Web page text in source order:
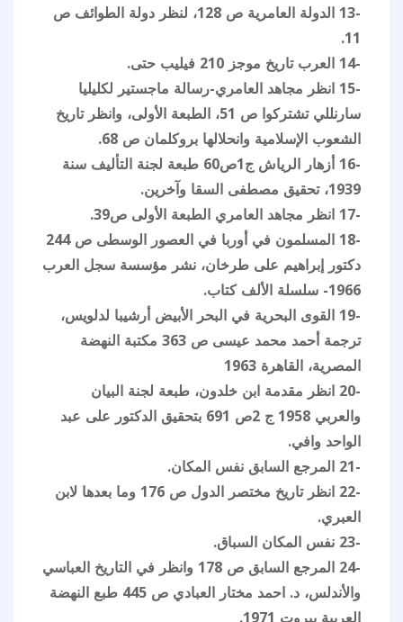
-13 الدولة العامرية ص 128، لنظر دولة الطوائف ص
11.
-14 العرب تاريخ موجز 210 فيليب حتى.
-15 انظر مجاهد العامري-رسالة ماجستير لكليليا
سارنللي تشتركوا ص 51، الطبعة الأولى، وانظر تاريخ
الشعوب الإسلامية وانحلالها بروكلمان ص 68.
-16 أزهار الرياش ج1ص60 طبعة لجنة التأليف سنة
1939، تحقيق مصطفى السقا وآخرين.
-17 انظر مجاهد العامري الطبعة الأولى ص39.
-18 المسلمون في أوربا في العصور الوسطى ص 244
دكتور إبراهيم على طرخان، نشر مؤسسة سجل العرب
1966- سلسلة الألف كتاب.
-19 القوى البحرية في البحر الأبيض أرشيبا لدلويس،
ترجمة أحمد محمد عيسى ص 363 مكتبة النهضة
المصرية، القاهرة 1963
-20 انظر مقدمة ابن خلدون، طبعة لجنة البيان
والعربي 1958 ج 2ص 691 بتحقيق الدكتور على عبد
الواحد وافي.
-21 المرجع السابق نفس المكان.
-22 انظر تاريخ مختصر الدول ص 176 وما بعدها لابن
العبري.
-23 نفس المكان السباق.
-24 المرجع السابق ص 178 وانظر في التاريخ العباسي
والأندلس، د. احمد مختار العبادي ص 445 طبع النهضة